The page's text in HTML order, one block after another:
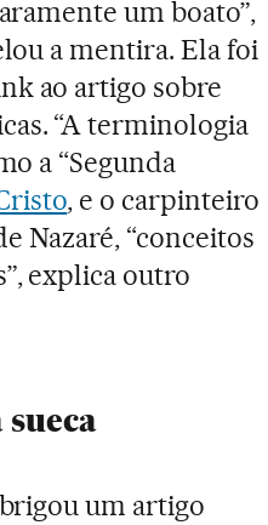
um boato”,
a mentira. Ela foi
ao artigo sobre
“A terminologia
a “Segunda
, e o carpinteiro
Nazaré, “conceitos
explica outro
um artigo